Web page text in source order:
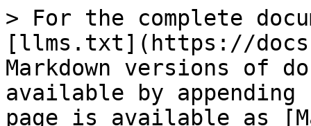
> For the complete
[llms.txt](https://
Markdown versions of
available by
page is available as